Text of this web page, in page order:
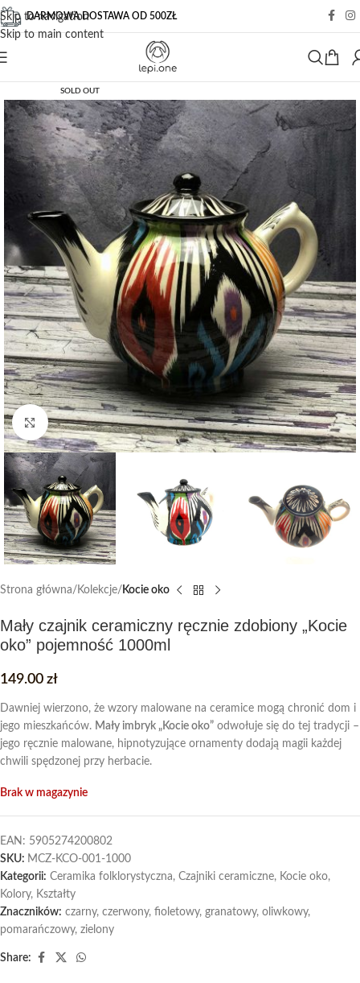
Skip to navigation
Skip to main content
DARMOWA DOSTAWA OD 500ZŁ
SOLD OUT
Click to enlarge
Strona główna Kolekcje Kocie oko
Mały czajnik ceramiczny ręcznie zdobiony „Kocie
oko” pojemność 1000ml
149.00 zł
Dawniej wierzono, że wzory malowane na ceramice mogą chronić dom i
jego mieszkańców. Mały imbryk „Kocie oko” odwołuje się do tej tradycji –
jego ręcznie malowane, hipnotyzujące ornamenty dodają magii każdej
chwili spędzonej przy herbacie.
Brak w magazynie
EAN: 5905274200802
SKU: MCZ-KCO-001-1000
Kategorii: Ceramika folklorystyczna, Czajniki ceramiczne, Kocie oko,
Kolory, Kształty
Znaczników: czarny, czerwony, fioletowy, granatowy, oliwkowy,
pomarańczowy, zielony
Share: